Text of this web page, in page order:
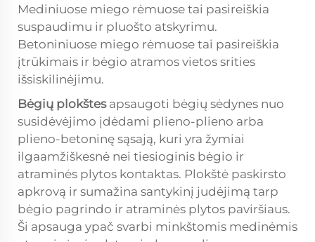
Mediniuose miego rėmuose tai pasireiškia
suspaudimu ir pluošto atskyrimu.
Betoniniuose miego rėmuose tai pasireiškia
įtrūkimais ir bėgio atramos vietos srities
išsiskilinėjimu.
Bėgių plokštes apsaugoti bėgių sėdynes nuo
susidėvėjimo įdėdami plieno-plieno arba
plieno-betoninę sąsają, kuri yra žymiai
ilgaamžiškesnė nei tiesioginis bėgio ir
atraminės plytos kontaktas. Plokštė paskirsto
apkrovą ir sumažina santykinį judėjimą tarp
bėgio pagrindo ir atraminės plytos paviršiaus.
Ši apsauga ypač svarbi minkštomis medinėmis